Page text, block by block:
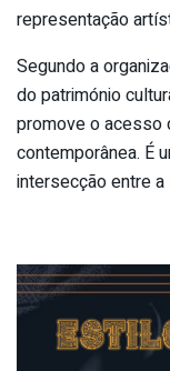
representação
Segundo a
do património
promove o acesso
contemporânea. É
intersecção entre a